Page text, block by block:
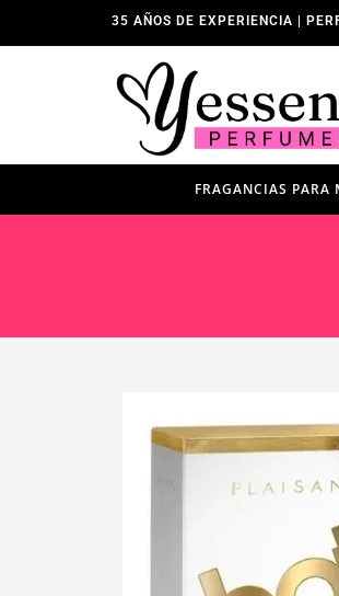
35 AÑOS DE EXPERIENCIA |
FRAGANCIAS PARA